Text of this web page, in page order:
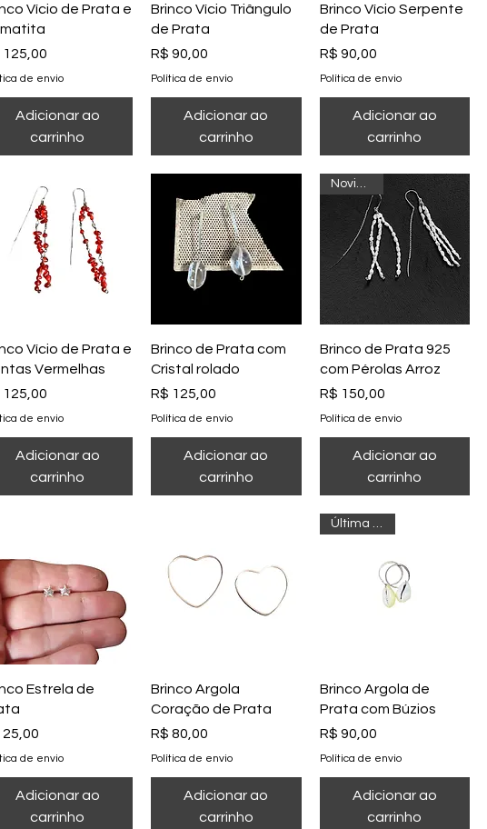
rápida
Vício de Prata e
125,00
de envio
Adicionar ao
carrinho
Visualização rápida
Brinco Vício Triângulo
de Prata
Preço
R$ 90,00
Política de envio
Adicionar ao
carrinho
Visualização rápida
Brinco Vício Serpente
de Prata
Preço
R$ 90,00
Política de envio
Adicionar ao
carrinho
rápida
Vício de Prata e
Vermelhas
125,00
de envio
Adicionar ao
carrinho
Visualização rápida
Brinco de Prata com
Cristal rolado
Preço
R$ 125,00
Política de envio
Adicionar ao
carrinho
Visualização rápida
Novidade
Brinco de Prata 925
com Pérolas Arroz
Preço
R$ 150,00
Política de envio
Adicionar ao
carrinho
rápida
Estrela de
25,00
de envio
Adicionar ao
carrinho
Visualização rápida
Brinco Argola
Coração de Prata
Preço
R$ 80,00
Política de envio
Adicionar ao
carrinho
Visualização rápida
Última peça
Brinco Argola de
Prata com Búzios
Preço
R$ 90,00
Política de envio
Adicionar ao
carrinho